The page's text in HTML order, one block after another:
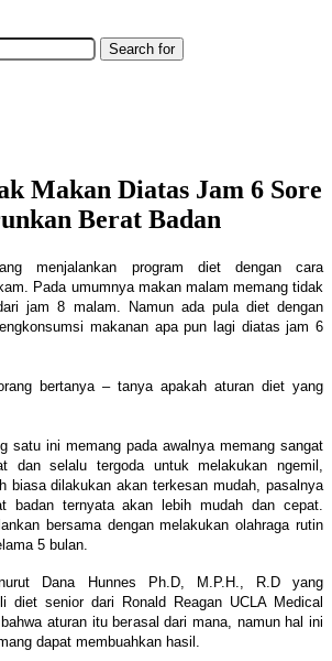
Search for
Makan Diatas Jam 6 Sore
Berat Badan
menjalankan program diet dengan cara
Pada umumnya makan malam memang tidak
jam 8 malam. Namun ada pula diet dengan
makanan apa pun lagi diatas jam 6
bertanya – tanya apakah aturan diet yang
satu ini memang pada awalnya memang sangat
dan selalu tergoda untuk melakukan ngemil,
biasa dilakukan akan terkesan mudah, pasalnya
badan ternyata akan lebih mudah dan cepat.
bersama dengan melakukan olahraga rutin
5 bulan.
Dana Hunnes Ph.D, M.P.H., R.D yang
diet senior dari Ronald Reagan UCLA Medical
aturan itu berasal dari mana, namun hal ini
dapat membuahkan hasil.